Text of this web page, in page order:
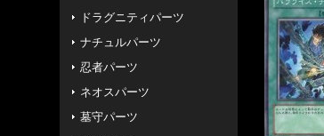
ドラグニティパーツ
ナチュルパーツ
忍者パーツ
ネオスパーツ
墓守パーツ